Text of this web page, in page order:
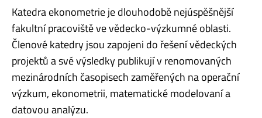
Katedra ekonometrie je dlouhodobě nejúspěšnější
fakultní pracoviště ve vědecko-výzkumné oblasti.
Členové katedry jsou zapojeni do řešení vědeckých
projektů a své výsledky publikují v renomovaných
mezinárodních časopisech zaměřených na operační
výzkum, ekonometrii, matematické modelovaní a
datovou analýzu.